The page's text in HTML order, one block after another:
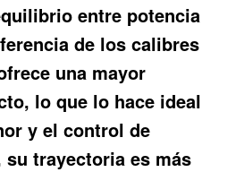
entre potencia
de los calibres
una mayor
lo que lo hace ideal
y el control de
su trayectoria es más